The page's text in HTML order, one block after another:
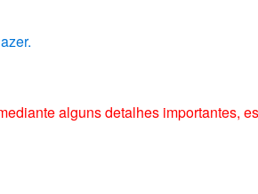
alguns detalhes importantes,